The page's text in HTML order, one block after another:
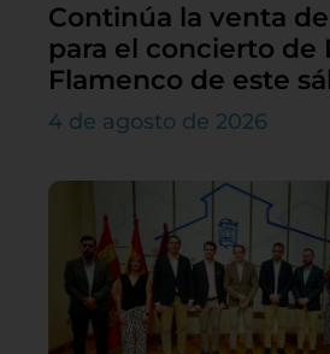
Continúa la venta
para el concierto de
Flamenco de este
4 de agosto de 2026